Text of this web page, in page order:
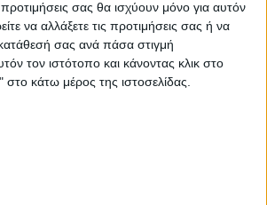
σας θα ισχύουν μόνο για αυτόν
να αλλάξετε τις προτιμήσεις σας ή να
σας ανά πάσα στιγμή
τον ιστότοπο και κάνοντας κλικ στο
κάτω μέρος της ιστοσελίδας.
την εφημερίδα ΝΕΟΣ
στο Google News!
εξελίξεις στην περιοχή της
και ευρύτερα της Θεσσαλίας